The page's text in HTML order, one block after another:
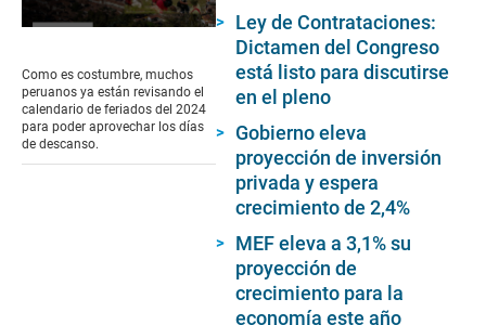
of
2
minutes,
18
seconds
Como es costumbre, muchos
peruanos ya están revisando el
calendario de feriados del 2024
para poder aprovechar los días
de descanso.
Ley de Contrataciones:
Dictamen del Congreso
está listo para discutirse
en el pleno
Gobierno eleva
proyección de inversión
privada y espera
crecimiento de 2,4%
MEF eleva a 3,1% su
proyección de
crecimiento para la
economía este año